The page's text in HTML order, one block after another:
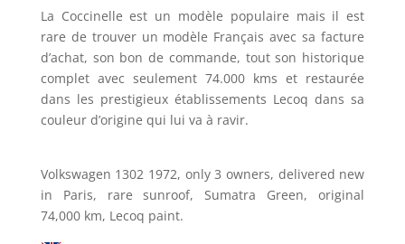
La Coccinelle est un modèle populaire mais il est
rare de trouver un modèle Français avec sa facture
d’achat, son bon de commande, tout son historique
complet avec seulement 74.000 kms et restaurée
dans les prestigieux établissements Lecoq dans sa
couleur d’origine qui lui va à ravir.
Volkswagen 1302 1972, only 3 owners, delivered new
in Paris, rare sunroof, Sumatra Green, original
74,000 km, Lecoq paint.